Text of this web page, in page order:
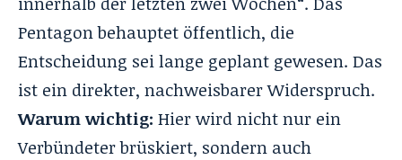
Pentagon behauptet öffentlich, die
Entscheidung sei lange geplant gewesen. Das
ist ein direkter, nachweisbarer Widerspruch.
Warum wichtig: Hier wird nicht nur ein
Verbündeter brüskiert, sondern auch